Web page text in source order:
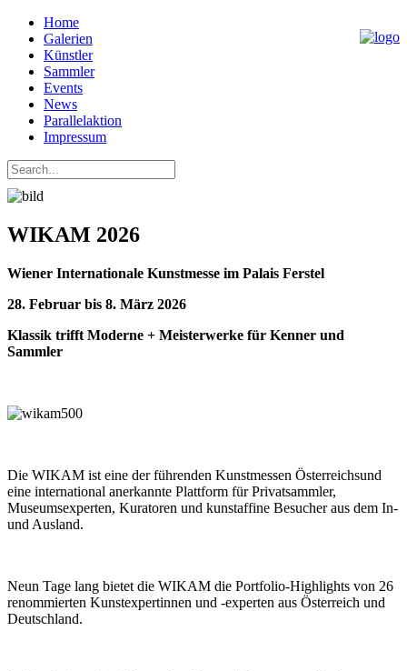
Home
Galerien
Künstler
Sammler
Events
News
Parallelaktion
Impressum
WIKAM 2026
Wiener Internationale Kunstmesse im Palais Ferstel
28. Februar bis 8. März 2026
Klassik trifft Moderne + Meisterwerke für Kenner und
Sammler
Die WIKAM ist eine der führenden Kunstmessen Österreichsund
eine international anerkannte Plattform für Privatsammler,
Museumsexperten, Kuratoren und kunstaffine Besucher aus dem In-
und Ausland.
Neun Tage lang bietet die WIKAM die Portfolio-Highlights von 26
renommierten Kunstexpertinnen und -experten aus Österreich und
Deutschland.